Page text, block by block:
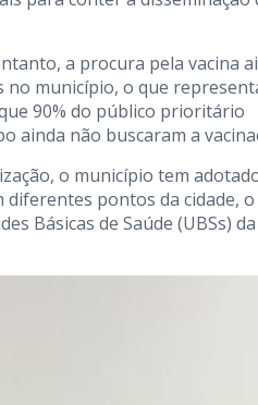
a procura pela vacina
no município, o que
90% do público prioritário
ainda não buscaram a
o município tem
diferentes pontos da cidade, o
Básicas de Saúde (UBSs) da